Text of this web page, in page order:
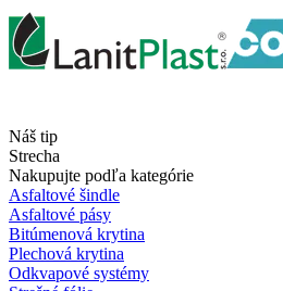
Náš tip
Strecha
Nakupujte podľa kategórie
Asfaltové šindle
Asfaltové pásy
Bitúmenová krytina
Plechová krytina
Odkvapové systémy